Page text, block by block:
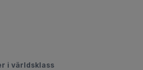
i världsklass